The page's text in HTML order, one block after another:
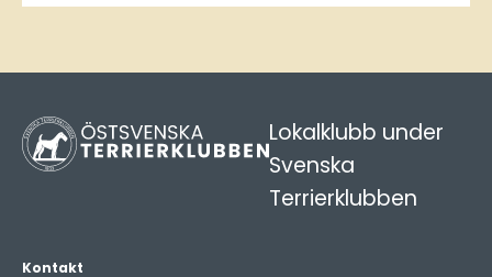
Lokalklubb under
Svenska
Terrierklubben
Kontakt